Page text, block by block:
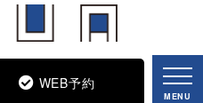
WEB予約
MENU